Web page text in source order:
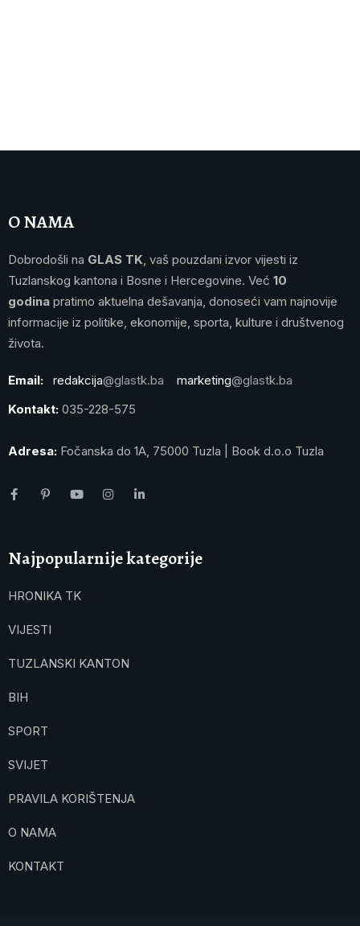
O NAMA
Dobrodošli na GLAS TK , vaš pouzdani izvor vijesti iz
Tuzlanskog kantona i Bosne i Hercegovine. Već 10
godina pratimo aktuelna dešavanja, donoseći vam najnovije
informacije iz politike, ekonomije, sporta, kulture i društvenog
života.
Email: redakcija@glastk.ba marketing@glastk.ba
Kontakt: 035-228-575
Adresa: Fočanska do 1A, 75000 Tuzla | Book d.o.o Tuzla
Najpopularnije kategorije
HRONIKA TK
VIJESTI
TUZLANSKI KANTON
BIH
SPORT
SVIJET
PRAVILA KORIŠTENJA
O NAMA
KONTAKT